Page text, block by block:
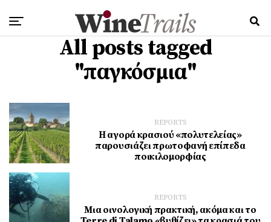
All posts tagged
"παγκόσμια"
REPORTS
Η αγορά κρασιού «πολυτελείας»
παρουσιάζει πρωτοφανή επίπεδα
ποικιλομορφίας
REPORTS
Μια οινολογική πρακτική, ακόμα και το